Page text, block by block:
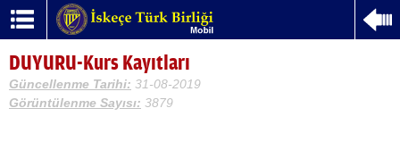
DUYURU-Kurs Kayıtları
Güncellenme Tarihi: 31-08-2019
Görüntülenme Sayısı: 3879